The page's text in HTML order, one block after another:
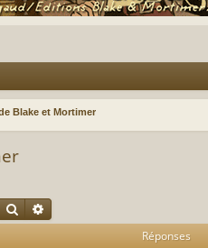
Blake et Mortimer
Rechercher
Réponses